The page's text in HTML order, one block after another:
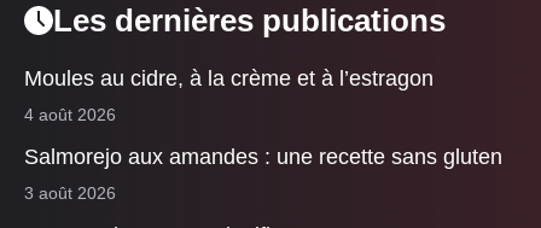
Les dernières publications
Moules au cidre, à la crème et à l’estragon
4 août 2026
Salmorejo aux amandes : une recette sans gluten
3 août 2026